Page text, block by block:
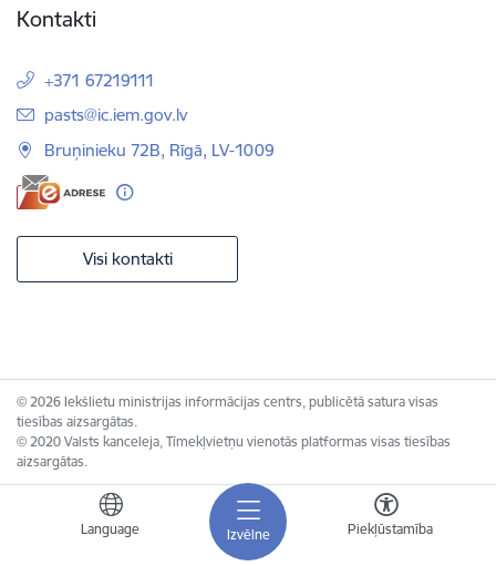
Izvēlne
Language Piekļūstamība
Kontakti
+371 67219111
E-pasts:
pasts@ic.iem.gov.lv
Bruņinieku 72B, Rīgā, LV-1009
Visi kontakti
© 2026 Iekšlietu ministrijas informācijas centrs, publicētā satura visas
tiesības aizsargātas.
© 2020 Valsts kanceleja, Tīmekļvietņu vienotās platformas visas tiesības
aizsargātas.